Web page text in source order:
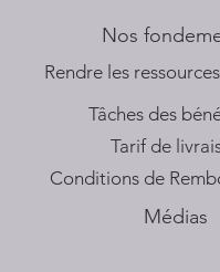
Nos
​Rendre les
Tâches des
Tarif de
Conditions de
Médias